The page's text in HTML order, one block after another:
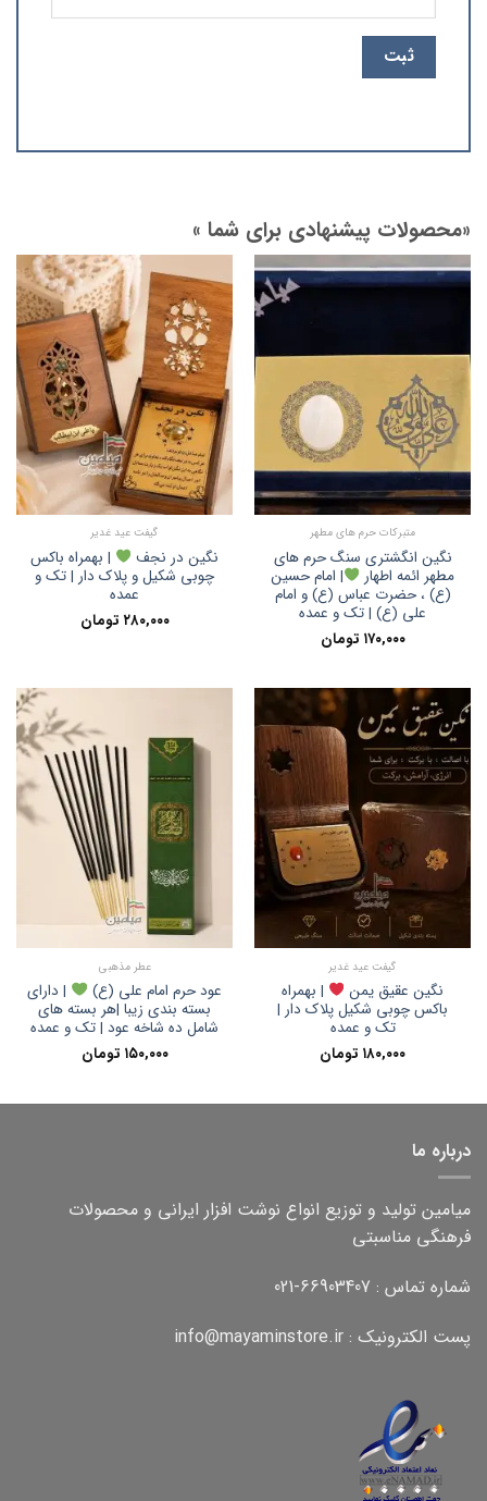
«محصولات پیشنهادی برای شما »
متبرکات حرم های مطهر
نگین انگشتری سنگ حرم های
مطهر ائمه اطهار
| امام حسین
(ع) ، حضرت عباس (ع) و امام
علی (ع) | تک و عمده
۱۷۰,۰۰۰ تومان
گیفت عید غدیر
نگین در نجف
| بهمراه باکس
چوبی شکیل و پلاک دار | تک و
عمده
۲۸۰,۰۰۰ تومان
گیفت عید غدیر
نگین عقیق یمن
| بهمراه
باکس چوبی شکیل پلاک دار |
تک و عمده
۱۸۰,۰۰۰ تومان
عطر مذهبی
عود حرم امام علی (ع)
| دارای
بسته بندی زیبا |هر بسته های
شامل ده شاخه عود | تک و عمده
۱۵۰,۰۰۰ تومان
درباره ما
میامین تولید و توزیع انواع نوشت افزار ایرانی و محصولات
فرهنگی مناسبتی
شماره تماس : 66903407-021
پست الکترونیک : info@mayaminstore.ir